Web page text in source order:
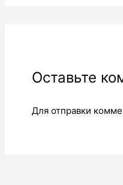
Оставьте
Для отправки